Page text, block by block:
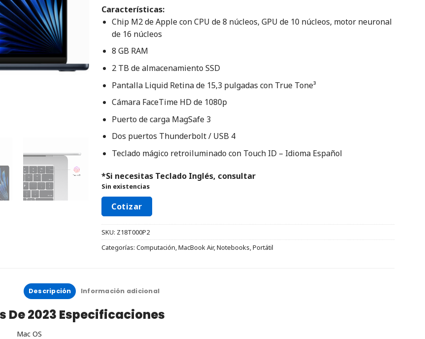
Características:
Chip M2 de Apple con CPU de 8 núcleos, GPU de 10 núcleos, motor neuronal
de 16 núcleos
8 GB RAM
2 TB de almacenamiento SSD
Pantalla Liquid Retina de 15,3 pulgadas con True Tone³
Cámara FaceTime HD de 1080p
Puerto de carga MagSafe 3
Dos puertos Thunderbolt / USB 4
Teclado mágico retroiluminado con Touch ID – Idioma Español
*Si necesitas Teclado Inglés, consultar
Sin existencias
Cotizar
SKU: Z18T000P2
Categorías: Computación MacBook Air, Notebooks Portátil
Descripción Información adicional
De 2023 Especificaciones
Mac OS